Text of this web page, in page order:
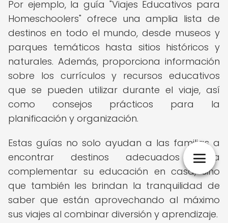
Por ejemplo, la guía "Viajes Educativos para
Homeschoolers" ofrece una amplia lista de
destinos en todo el mundo, desde museos y
parques temáticos hasta sitios históricos y
naturales. Además, proporciona información
sobre los currículos y recursos educativos
que se pueden utilizar durante el viaje, así
como consejos prácticos para la
planificación y organización.
Estas guías no solo ayudan a las familias a
encontrar destinos adecuados para
complementar su educación en casa, sino
que también les brindan la tranquilidad de
saber que están aprovechando al máximo
sus viajes al combinar diversión y aprendizaje.